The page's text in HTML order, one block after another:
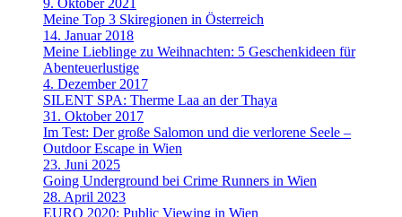
9. Oktober 2021
Meine Top 3 Skiregionen in Österreich
14. Januar 2018
Meine Lieblinge zu Weihnachten: 5 Geschenkideen für
Abenteuerlustige
4. Dezember 2017
SILENT SPA: Therme Laa an der Thaya
31. Oktober 2017
Im Test: Der große Salomon und die verlorene Seele –
Outdoor Escape in Wien
23. Juni 2025
Going Underground bei Crime Runners in Wien
28. April 2023
EURO 2020: Public Viewing in Wien